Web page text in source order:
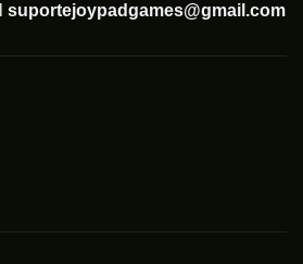
suportejoypadgames@gmail.com